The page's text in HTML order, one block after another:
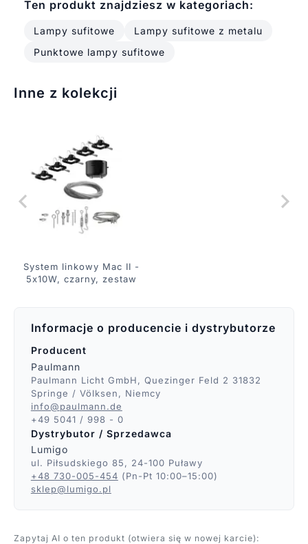
Ten produkt znajdziesz w kategoriach:
Lampy sufitowe
Lampy sufitowe z metalu
Punktowe lampy sufitowe
Inne z kolekcji
System linkowy Mac II -
5x10W, czarny, zestaw
Informacje o producencie i dystrybutorze
Producent
Paulmann
Paulmann Licht GmbH, Quezinger Feld 2 31832
Springe / Völksen, Niemcy
info@paulmann.de
+49 5041 / 998 - 0
Dystrybutor / Sprzedawca
Lumigo
ul. Piłsudskiego 85, 24-100 Puławy
+48 730-005-454 (Pn-Pt 10:00–15:00)
sklep@lumigo.pl
Zapytaj AI o ten produkt (otwiera się w nowej karcie):